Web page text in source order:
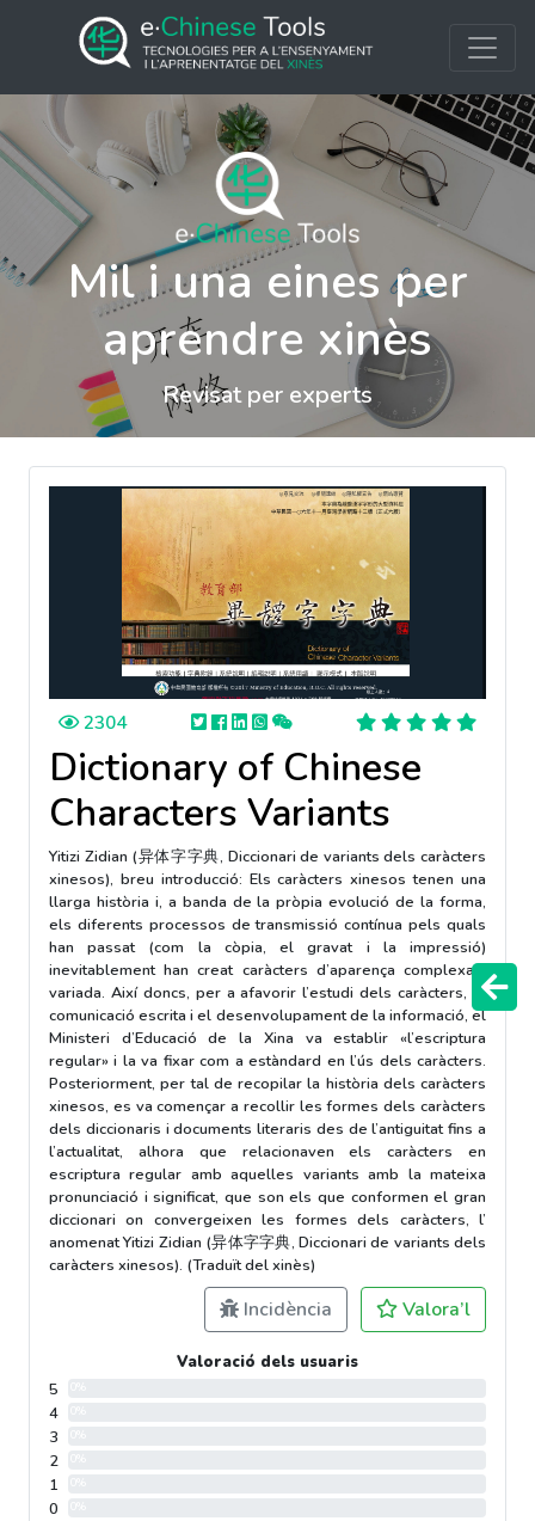
Mil i una eines per
aprendre xinès
Revisat per experts
2304
Dictionary of Chinese
Characters Variants
Yitizi Zidian (异体字字典, Diccionari de variants dels caràcters
xinesos), breu introducció: Els caràcters xinesos tenen una
llarga història i, a banda de la pròpia evolució de la forma,
els diferents processos de transmissió contínua pels quals
han passat (com la còpia, el gravat i la impressió)
inevitablement han creat caràcters d’aparença complexa i
variada. Així doncs, per a afavorir l’estudi dels caràcters, la
comunicació escrita i el desenvolupament de la informació, el
Ministeri d’Educació de la Xina va establir «l’escriptura
regular» i la va fixar com a estàndard en l’ús dels caràcters.
Posteriorment, per tal de recopilar la història dels caràcters
xinesos, es va començar a recollir les formes dels caràcters
dels diccionaris i documents literaris des de l’antiguitat fins a
l’actualitat, alhora que relacionaven els caràcters en
escriptura regular amb aquelles variants amb la mateixa
pronunciació i significat, que son els que conformen el gran
diccionari on convergeixen les formes dels caràcters, l’
anomenat Yitizi Zidian (异体字字典, Diccionari de variants dels
caràcters xinesos). (Traduït del xinès)
Incidència Valora’l
Valoració dels usuaris
5
4
3
2
1
0